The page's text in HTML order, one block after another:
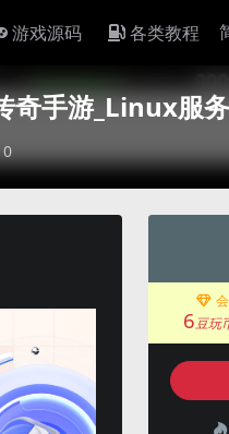
游戏源码 各类教程
奇手游_Linux服
0
6豆玩